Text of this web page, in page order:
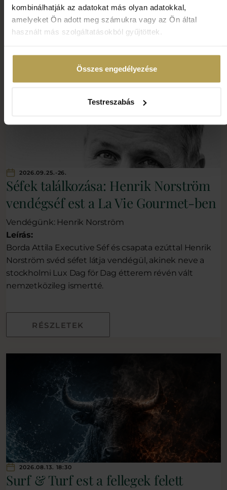
kombinálhatják az adatokat más olyan adatokkal,
amelyeket Ön adott meg számukra vagy az Ön által
használt más szolgáltatásokból gyűjtöttek.
Összes engedélyezése
Testreszabás
RÉSZLETEK
2026.09.25.-26.
Séfek találkozása: Henrik Norström
vendégséf est a La Vie Gourmet-ben
Vendégünk: Henrik Norström
Leírás:
Borda Attila Executive Séf és csapata ezúttal Henrik
Norström svéd séfet látja vendégül, akinek neve a
stockholmi Lux Dag för Dag étterem révén vált
nemzetközileg ismertté.
RÉSZLETEK
2026.08.13. 18:30
Surf & Turf est a fellegek felett